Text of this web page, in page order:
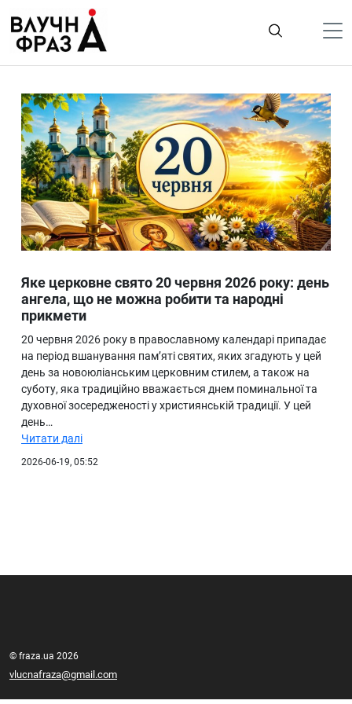
содержимому
Гроші
Життя
Лайфстайл
ТехноНаука
Людина
Ukraine
Про нас
Яке церковне свято 20 червня 2026 року: день
ангела, що не можна робити та народні
прикмети
20 червня 2026 року в православному календарі припадає
на період вшанування пам’яті святих, яких згадують у цей
день за новоюліанським церковним стилем, а також на
суботу, яка традиційно вважається днем поминальної та
духовної зосередженості у християнській традиції. У цей
день…
Читати далі
2026-06-19, 05:52
© fraza.ua 2026
vlucnafraza@gmail.com